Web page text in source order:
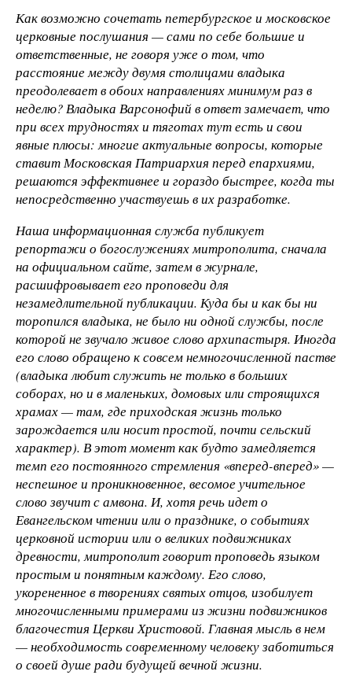
Как возможно сочетать петербургское и московское
церковные послушания — сами по себе большие и
ответственные, не говоря уже о том, что
расстояние между двумя столицами владыка
преодолевает в обоих направлениях минимум раз в
неделю? Владыка Варсонофий в ответ замечает, что
при всех трудностях и тяготах тут есть и свои
явные плюсы: многие актуальные вопросы, которые
ставит Московская Патриархия перед епархиями,
решаются эффективнее и гораздо быстрее, когда ты
непосредственно участвуешь в их разработке.
Наша информационная служба публикует
репортажи о богослужениях митрополита, сначала
на официальном сайте, затем в журнале,
расшифровывает его проповеди для
незамедлительной публикации. Куда бы и как бы ни
торопился владыка, не было ни одной службы, после
которой не звучало живое слово архипастыря. Иногда
его слово обращено к совсем немногочисленной пастве
(владыка любит служить не только в больших
соборах, но и в маленьких, домовых или строящихся
храмах — там, где приходская жизнь только
зарождается или носит простой, почти сельский
характер). В этот момент как будто замедляется
темп его постоянного стремления «вперед-вперед» —
неспешное и проникновенное, весомое учительное
слово звучит с амвона. И, хотя речь идет о
Евангельском чтении или о празднике, о событиях
церковной истории или о великих подвижниках
древности, митрополит говорит проповедь языком
простым и понятным каждому. Его слово,
укорененное в творениях святых отцов, изобилует
многочисленными примерами из жизни подвижников
благочестия Церкви Христовой. Главная мысль в нем
— необходимость современному человеку заботиться
о своей душе ради будущей вечной жизни.